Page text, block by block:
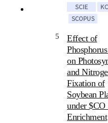
5
Effect of
on
and
Fixation of
Soybean
under
Enrichment